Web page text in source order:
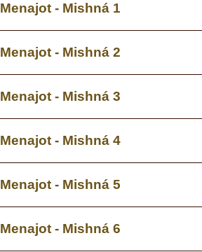
Menajot - Mishná 1
Menajot - Mishná 2
Menajot - Mishná 3
Menajot - Mishná 4
Menajot - Mishná 5
Menajot - Mishná 6